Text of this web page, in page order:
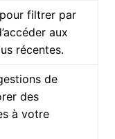
filtrer par
aux
récentes.
de
des
à votre